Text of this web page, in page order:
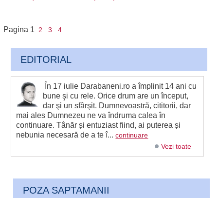
Pagina 1 2 3 4
EDITORIAL
În 17 iulie Darabaneni.ro a împlinit 14 ani cu
bune şi cu rele. Orice drum are un început,
dar şi un sfârşit. Dumnevoastră, cititorii, dar
mai ales Dumnezeu ne va îndruma calea în
continuare. Tânăr și entuziast fiind, ai puterea și
nebunia necesară de a te î...continuare
Vezi toate
POZA SAPTAMANII